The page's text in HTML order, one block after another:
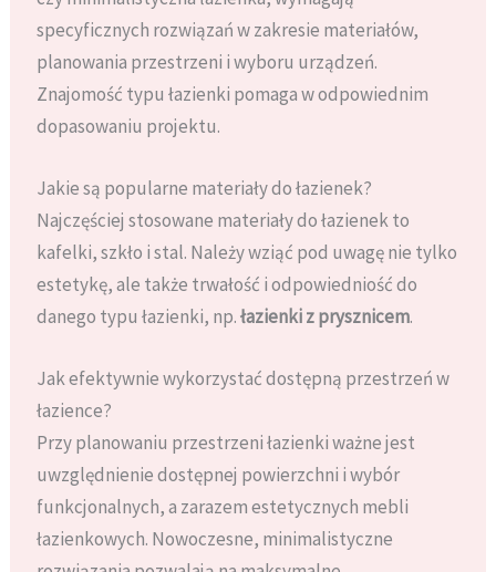
specyficznych rozwiązań w zakresie materiałów,
planowania przestrzeni i wyboru urządzeń.
Znajomość typu łazienki pomaga w odpowiednim
dopasowaniu projektu.
Jakie są popularne materiały do łazienek?
Najczęściej stosowane materiały do łazienek to
kafelki, szkło i stal. Należy wziąć pod uwagę nie tylko
estetykę, ale także trwałość i odpowiedniość do
danego typu łazienki, np.łazienki z prysznicem.
Jak efektywnie wykorzystać dostępną przestrzeń w
łazience?
Przy planowaniu przestrzeni łazienki ważne jest
uwzględnienie dostępnej powierzchni i wybór
funkcjonalnych, a zarazem estetycznych mebli
łazienkowych. Nowoczesne, minimalistyczne